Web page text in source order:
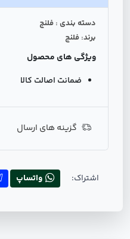
دسته بندی : فلنج
برند: فلنج
ویژگی های محصول
ضمانت اصالت کالا
گزینه های ارسال
اشتراک: واتساپ